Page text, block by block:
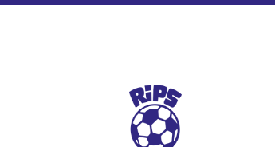
Riihimäen Palloseura ry